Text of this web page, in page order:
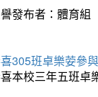
發布者：體育組
305班卓樂荌參
本校三年五班卓